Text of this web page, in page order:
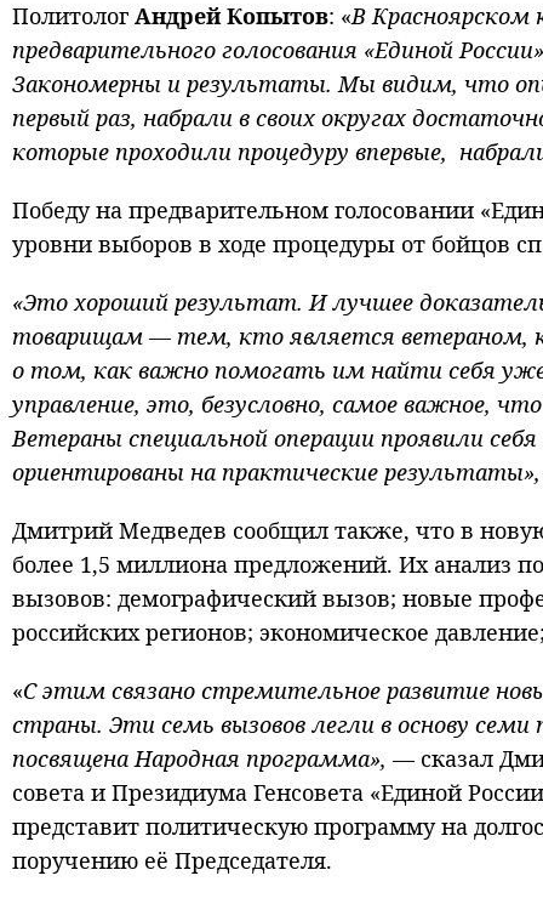
Политолог Андрей Копытов: «В Красноярском
предварительного голосования «Единой
Закономерны и результаты. Мы видим, что
первый раз, набрали в своих округах
которые проходили процедуру впервые,
Победу на предварительном голосовании
уровни выборов в ходе процедуры от бойцов
«Это хороший результат. И лучшее
товарищам — тем, кто является ветераном,
о том, как важно помогать им найти себя уже
управление, это, безусловно, самое важное,
Ветераны специальной операции проявили
ориентированы на практические результаты»,
Дмитрий Медведев сообщил также, что в
более 1,5 миллиона предложений. Их анализ
вызовов: демографический вызов; новые
российских регионов; экономическое
«С этим связано стремительное развитие
страны. Эти семь вызовов легли в основу
посвящена Народная программа», — сказал
совета и Президиума Генсовета «Единой
представит политическую программу на
поручению её Председателя.